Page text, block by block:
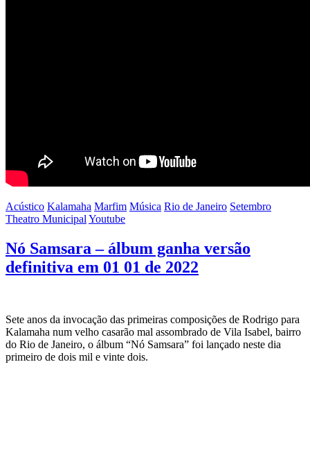
Acústico Kalamaha Marfim Música Rio de Janeiro Setembro
Theatro Municipal Youtube
Nó Samsara – álbum ganha versão
definitiva em 01 01 de 2022
Sete anos da invocação das primeiras composições de Rodrigo para
Kalamaha num velho casarão mal assombrado de Vila Isabel, bairro
do Rio de Janeiro, o álbum “Nó Samsara” foi lançado neste dia
primeiro de dois mil e vinte dois.